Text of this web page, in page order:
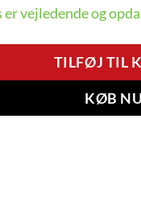
er vejledende og
TILFØJ TIL
KØB NU